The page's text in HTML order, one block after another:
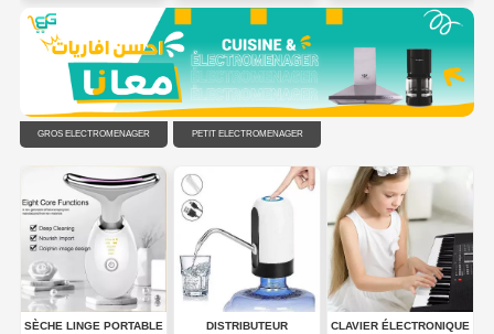
GROS ÉLECTROMÉNAGER PETIT ÉLECTROMÉNAGER
SÈCHE LINGE PORTABLE
DISTRIBUTEUR
CLAVIER ÉLECTRONIQUE